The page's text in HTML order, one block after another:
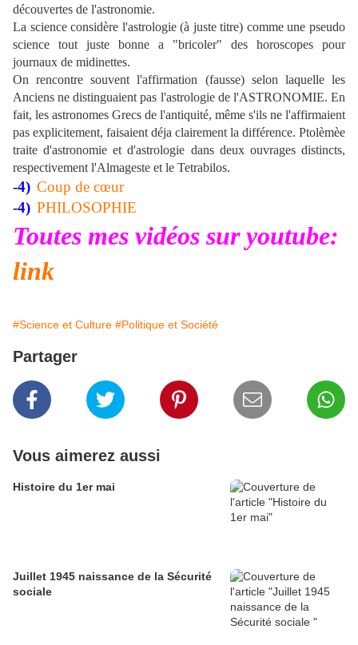
découvertes de l'astronomie.
La science considère l'astrologie (à juste titre) comme une pseudo
science tout juste bonne a "bricoler" des horoscopes pour
journaux de midinettes.
On rencontre souvent l'affirmation (fausse) selon laquelle les
Anciens ne distinguaient pas l'astrologie de l'ASTRONOMIE. En
fait, les astronomes Grecs de l'antiquité, même s'ils ne l'affirmaient
pas explicitement, faisaient déja clairement la différence. Ptolèmèe
traite d'astronomie et d'astrologie dans deux ouvrages distincts,
respectivement l'Almageste et le Tetrabilos.
-4) Coup de cœur
-4) PHILOSOPHIE
Toutes mes vidéos sur youtube:
link
#Science et Culture #Politique et Société
Partager
Vous aimerez aussi
Histoire du 1er mai
Juillet 1945 naissance de la Sécurité
sociale